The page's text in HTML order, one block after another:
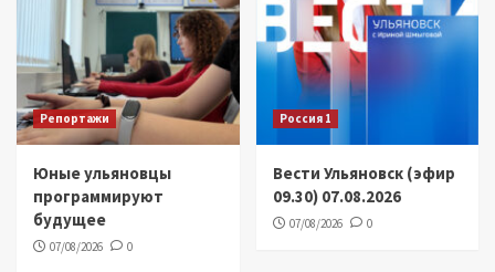
Репортажи
Юные ульяновцы
программируют
будущее
07/08/2026 0
Россия 1
Вести Ульяновск (эфир
09.30) 07.08.2026
07/08/2026 0